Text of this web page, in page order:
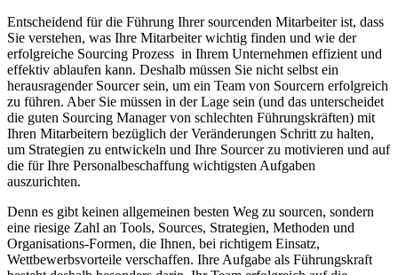
Entscheidend für die Führung Ihrer sourcenden Mitarbeiter ist, dass
Sie verstehen, was Ihre Mitarbeiter wichtig finden und wie der
erfolgreiche Sourcing Prozess in Ihrem Unternehmen effizient und
effektiv ablaufen kann. Deshalb müssen Sie nicht selbst ein
herausragender Sourcer sein, um ein Team von Sourcern erfolgreich
zu führen. Aber Sie müssen in der Lage sein (und das unterscheidet
die guten Sourcing Manager von schlechten Führungskräften) mit
Ihren Mitarbeitern bezüglich der Veränderungen Schritt zu halten,
um Strategien zu entwickeln und Ihre Sourcer zu motivieren und auf
die für Ihre Personalbeschaffung wichtigsten Aufgaben
auszurichten.
Denn es gibt keinen allgemeinen besten Weg zu sourcen, sondern
eine riesige Zahl an Tools, Sources, Strategien, Methoden und
Organisations-Formen, die Ihnen, bei richtigem Einsatz,
Wettbewerbsvorteile verschaffen. Ihre Aufgabe als Führungskraft